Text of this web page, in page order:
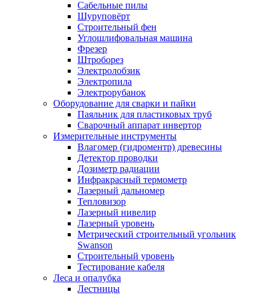
Сабельные пилы
Шуруповёрт
Строительный фен
Углошлифовальная машина
Фрезер
Штроборез
Электролобзик
Электропила
Электрорубанок
Оборудование для сварки и пайки
Паяльник для пластиковых труб
Сварочный аппарат инвертор
Измерительные инструменты
Влагомер (гидроментр) древесины
Детектор проводки
Дозиметр радиации
Инфракрасный термометр
Лазерный дальномер
Тепловизор
Лазерный нивелир
Лазерный уровень
Метрический строительный угольник
Swanson
Строительный уровень
Тестирование кабеля
Леса и опалубка
Лестницы